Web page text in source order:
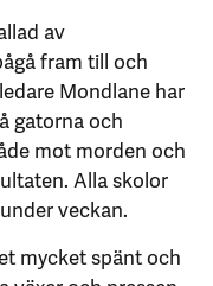
av
fram till och
Mondlane har
gatorna och
mot morden och
Alla skolor
veckan.
mycket spänt och